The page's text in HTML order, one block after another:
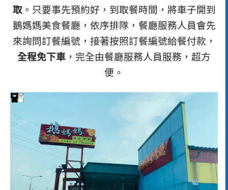
取 。只要事先預約好，到取餐時間，將車子開到
鵝媽媽美食餐廳，依序排隊，餐廳服務人員會先
來詢問訂餐編號，接著按照訂餐編號給餐付款，
全程免下車 ，完全由餐廳服務人員服務，超方
便。